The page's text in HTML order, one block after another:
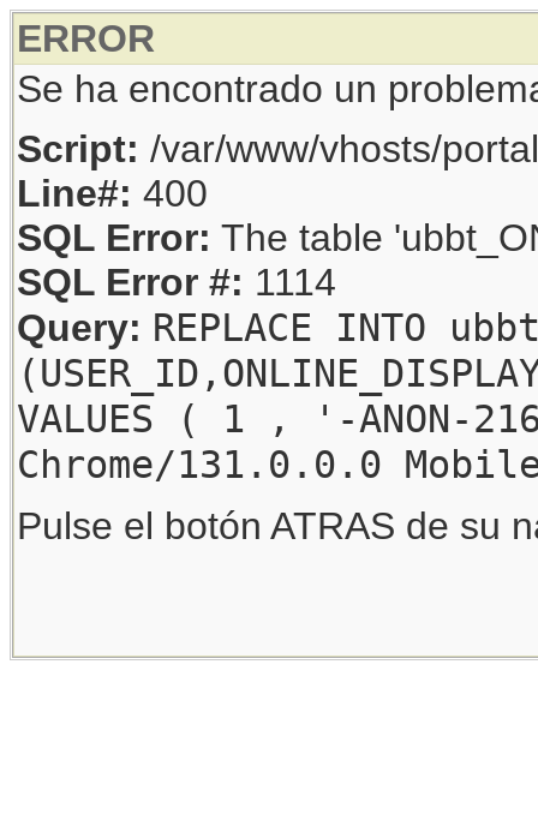
ERROR
Se ha encontrado un
Script: /var/www/vhosts/
Line#: 400
SQL Error: The table
SQL Error #: 1114
Query: REPLACE INTO
VALUES ( 1 , '-
Chrome/131.0.0.0
Pulse el botón ATRAS de su